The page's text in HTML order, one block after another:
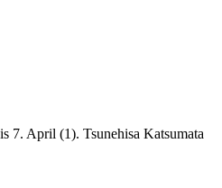
7. April (1). Tsunehisa Katsumata